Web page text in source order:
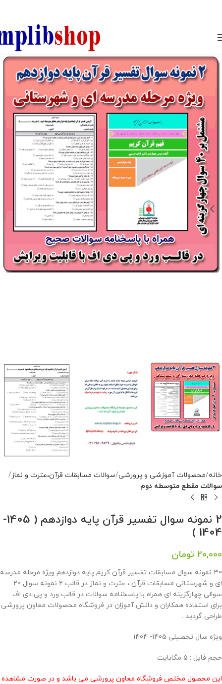
خانه محصولات آموزشی و پرورشی سوالات مسابقات قرآن،عترت و نماز
سوالات مقطع متوسطه دوم
2 نمونه سوال تفسیر قرآن پایه دوازدهم ( 1405-
1404 )
20,000 تومان
30 نمونه سوال مسابقات تفسیر قرآن کریم پایه دوازدهم ویژه مرحله مدرسه
ای و شهرستانی مسابقات قرآن ، عترت و نماز در قالب 2 نمونه سوال 20
سوالی چهارگزینه ای همراه با پاسخنامه سوالات در قالب ورد و پی دی اف
برای استفاده همکاران و دانش آموزان در فروشگاه محصولات معاون پرورشی
طراحی گردید .
ویژه سال تحصیلی 1405- 1404
حجم فایل : 5 مگابایت
این محصول مختص فروشگاه معاون پرورشی می باشد و در صورت مشاهده